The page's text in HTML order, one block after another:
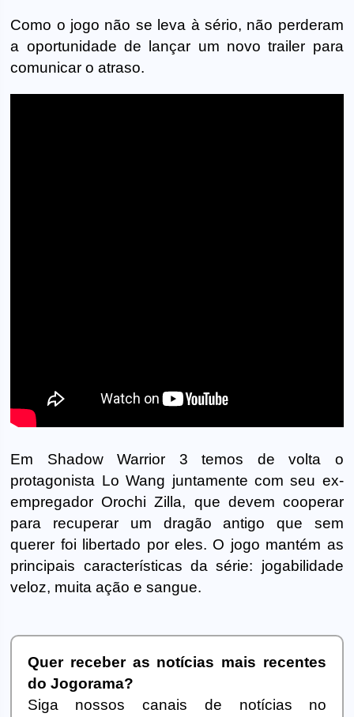
Como o jogo não se leva à sério, não perderam
a oportunidade de lançar um novo trailer para
comunicar o atraso.
Em Shadow Warrior 3 temos de volta o
protagonista Lo Wang juntamente com seu ex-
empregador Orochi Zilla, que devem cooperar
para recuperar um dragão antigo que sem
querer foi libertado por eles. O jogo mantém as
principais características da série: jogabilidade
veloz, muita ação e sangue.
Quer receber as notícias mais recentes
do Jogorama?
Siga nossos canais de notícias no